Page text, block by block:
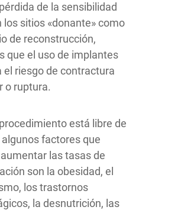
de la sensibilidad
los sitios «donante» como
de reconstrucción,
que el uso de implantes
el riesgo de contractura
o ruptura.
está libre de
factores que
las tasas de
son la obesidad, el
los trastornos
la desnutrición, las